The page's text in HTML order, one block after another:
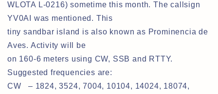
WLOTA L-0216) sometime this month. The callsign
YV0AI was mentioned. This
tiny sandbar island is also known as Prominencia de
Aves. Activity will be
on 160-6 meters using CW, SSB and RTTY.
Suggested frequencies are:
CW – 1824, 3524, 7004, 10104, 14024, 18074,